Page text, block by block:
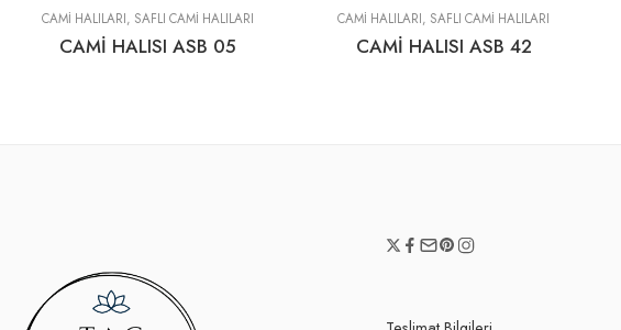
CAMİ HALILARI, SAFLI CAMI HALILARI
CAMİ HALISI ASB 05
CAMİ HALILARI, SAFLI CAMI HALILARI
CAMİ HALISI ASB 42